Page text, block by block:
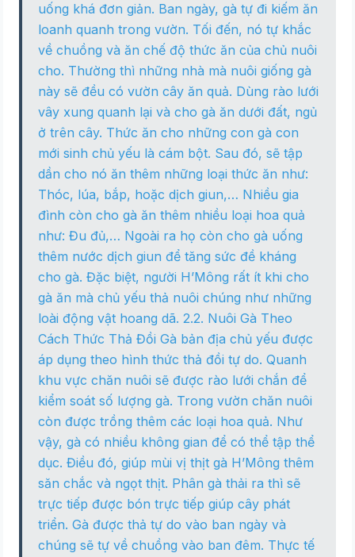
uống khá đơn giản. Ban ngày, gà tự đi kiếm ăn
loanh quanh trong vườn. Tối đến, nó tự khắc
về chuồng và ăn chế độ thức ăn của chủ nuôi
cho. Thường thì những nhà mà nuôi giống gà
này sẽ đều có vườn cây ăn quả. Dùng rào lưới
vây xung quanh lại và cho gà ăn dưới đất, ngủ
ở trên cây. Thức ăn cho những con gà con
mới sinh chủ yếu là cám bột. Sau đó, sẽ tập
dần cho nó ăn thêm những loại thức ăn như:
Thóc, lúa, bắp, hoặc dịch giun,… Nhiều gia
đình còn cho gà ăn thêm nhiều loại hoa quả
như: Đu đủ,… Ngoài ra họ còn cho gà uống
thêm nước dịch giun để tăng sức đề kháng
cho gà. Đặc biệt, người H’Mông rất ít khi cho
gà ăn mà chủ yếu thả nuôi chúng như những
loài động vật hoang dã. 2.2. Nuôi Gà Theo
Cách Thức Thả Đồi Gà bản địa chủ yếu được
áp dụng theo hình thức thả đồi tự do. Quanh
khu vực chăn nuôi sẽ được rào lưới chắn để
kiểm soát số lượng gà. Trong vườn chăn nuôi
còn được trồng thêm các loại hoa quả. Như
vậy, gà có nhiều không gian để có thể tập thể
dục. Điều đó, giúp mùi vị thịt gà H’Mông thêm
săn chắc và ngọt thịt. Phân gà thải ra thì sẽ
trực tiếp được bón trực tiếp giúp cây phát
triển. Gà được thả tự do vào ban ngày và
chúng sẽ tự về chuồng vào ban đêm. Thực tế